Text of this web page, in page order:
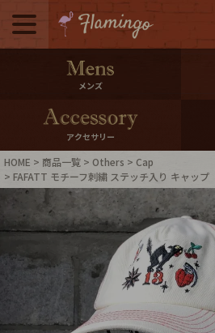
メニュー
500pt＆10％
10％0ffク
ログイン・会員登録
お気に入り
ご利用ガイド
店舗紹介
メンズ
アクセサリー
HOME 商品一覧 Others
Cap
FAFATT モチーフ刺繍 ステッチ入り キャップ